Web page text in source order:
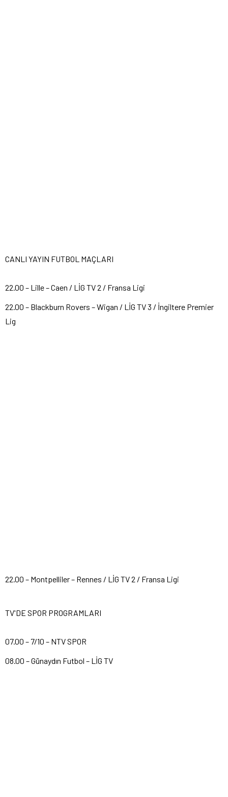
CANLI YAYIN FUTBOL MAÇLARI
22.00 – Lille – Caen / LİG TV 2 / Fransa Ligi
22.00 – Blackburn Rovers – Wigan / LİG TV 3 / İngiltere Premier
Lig
22.00 – Montpelliler – Rennes / LİG TV 2 / Fransa Ligi
TV'DE SPOR PROGRAMLARI
07.00 – 7/10 – NTV SPOR
08.00 – Günaydın Futbol – LİG TV